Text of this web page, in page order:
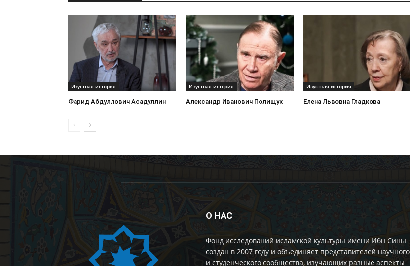
Изустная история
Фарид Абдуллович Асадуллин
Изустная история
Александр Иванович Полищук
Изустная история
Елена Львовна Гладкова
О НАС
Фонд исследований исламской культуры имени Ибн Сины
создан в 2007 году и объединяет представителей научного
и студенческого сообщества, изучающих разные аспекты